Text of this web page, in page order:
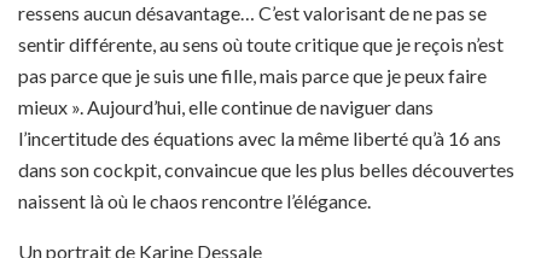
ressens aucun désavantage… C’est valorisant de ne pas se
sentir différente, au sens où toute critique que je reçois n’est
pas parce que je suis une fille, mais parce que je peux faire
mieux ». Aujourd’hui, elle continue de naviguer dans
l’incertitude des équations avec la même liberté qu’à 16 ans
dans son cockpit, convaincue que les plus belles découvertes
naissent là où le chaos rencontre l’élégance.
Un portrait de Karine Dessale